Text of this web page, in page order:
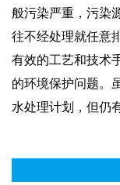
般污染严重，污染
往不经处理就任意
有效的工艺和技术
的环境保护问题。
水处理计划，但仍